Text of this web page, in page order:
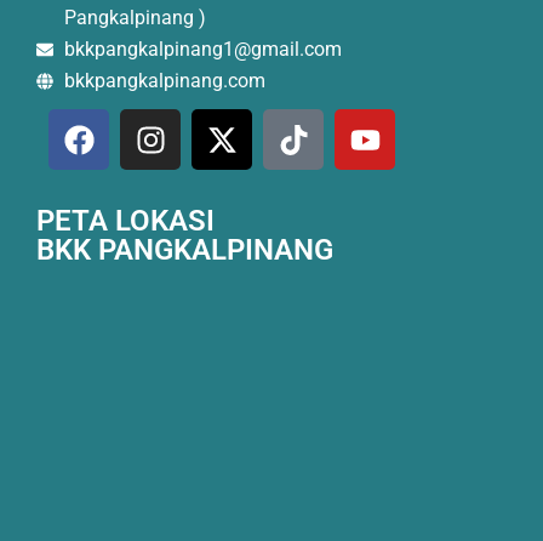
Pangkalpinang )
bkkpangkalpinang1@gmail.com
bkkpangkalpinang.com
PETA LOKASI
BKK PANGKALPINANG